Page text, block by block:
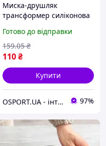
Миска-друшляк
трансформер силіконова
Stenson (MH-3825M)
Готово до відправки
110₴
159.05 ₴
Купити
OSPORT.UA - інтернет магазин спортивних товарів 97%